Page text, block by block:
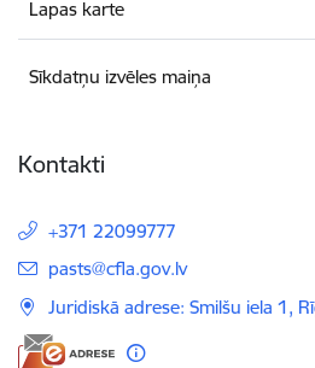
Lapas karte
Sīkdatņu izvēles maiņa
Kontakti
+371 22099777
E-pasts:
pasts@cfla.gov.lv
Juridiskā adrese: Smilšu iela 1,